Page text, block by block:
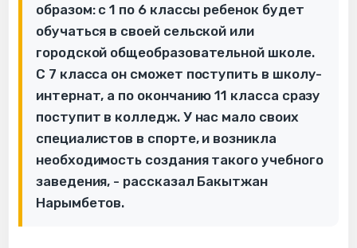
образом: с 1 по 6 классы ребенок будет
обучаться в своей сельской или
городской общеобразовательной школе.
С 7 класса он сможет поступить в школу-
интернат, а по окончанию 11 класса сразу
поступит в колледж. У нас мало своих
специалистов в спорте, и возникла
необходимость создания такого учебного
заведения, - рассказал Бакытжан
Нарымбетов.